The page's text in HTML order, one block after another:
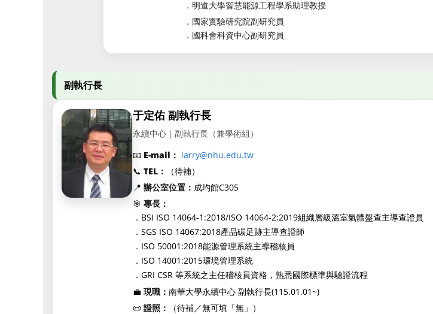
．明道大學智慧能源工程學系助理教授
．國家實驗研究院副研究員
．國科會科資中心副研究員
副執行長
于定佑 副執行長
永續中心｜副執行長（兼學術組）
📧 E-mail： larry@nhu.edu.tw
📞TEL：
（待補）
📍辦公室位置： 成均館C305
🎯專長：
． BSI ISO 14064-1:2018/ISO 14064-2:2019組織層級溫室氣體盤查主導查證員
．SGS ISO 14067:2018產品碳足跡主導查證師
． ISO 50001:2018能源管理系統主導稽核員
． ISO 14001:2015環境管理系統
．GRI CSR 等系統之主任稽核員資格，熟悉國際標準與驗證流程
💼現職：南華大學永續中心 副執行長(115.01.01~)
📜證照：
（待補／無可填「無」）